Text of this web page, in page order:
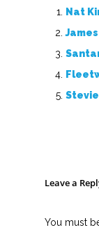
Nat
Leave a
You must